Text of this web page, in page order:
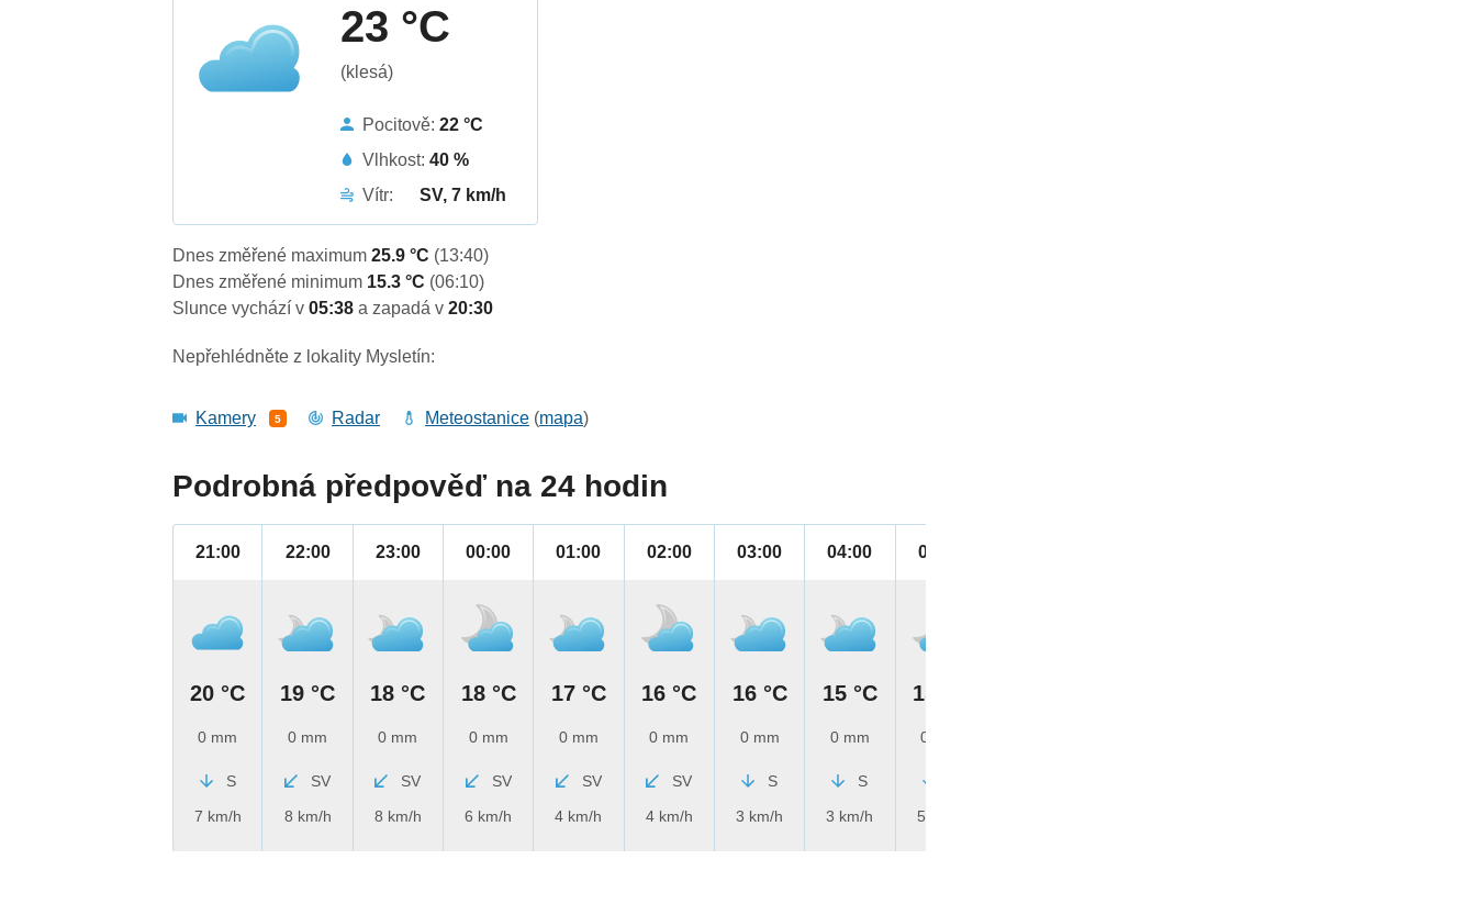
23 °C
(klesá)
Pocitově:22 °C
Vlhkost:40 %
Vítr:
SV, 7 km/h
Dnes změřené maximum25.9 °C (13:40)
Dnes změřené minimum 15.3 °C (06:10)
Slunce vychází v05:38a zapadá v20:30
Nepřehlédněte z lokality Mysletín:
Kamery 5 Radar Meteostanice (mapa)
Podrobná předpověď na 24 hodin
21:00
20 °C
0 mm
S
7 km/h
22:00
19 °C
0 mm
SV
8 km/h
23:00
18 °C
0 mm
SV
8 km/h
00:00
18 °C
0 mm
SV
6 km/h
01:00
17 °C
0 mm
SV
4 km/h
02:00
16 °C
0 mm
SV
4 km/h
03:00
16 °C
0 mm
S
3 km/h
04:00
15 °C
0 mm
S
3 km/h
05:00
15 °C
0 mm
5 km/h